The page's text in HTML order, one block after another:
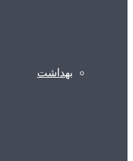
بهداشت